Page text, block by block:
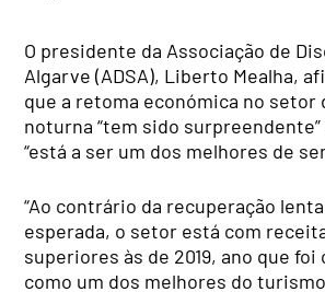
O presidente da Associação de
Algarve (ADSA), Liberto Mealha,
que a retoma económica no setor
noturna “tem sido
“está a ser um dos melhores de
“Ao contrário da recuperação
esperada, o setor está com
superiores às de 2019, ano que
como um dos melhores do